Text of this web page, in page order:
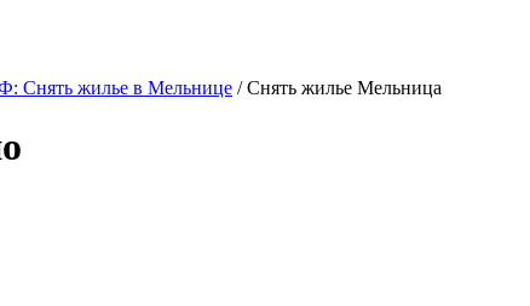
Снять жилье в Мельнице / Снять жилье Мельница